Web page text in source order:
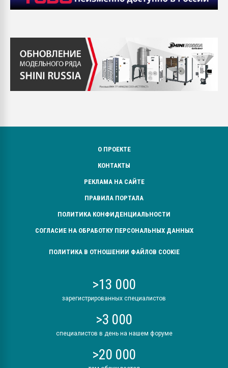
О ПРОЕКТЕ
КОНТАКТЫ
РЕКЛАМА НА САЙТЕ
ПРАВИЛА ПОРТАЛА
ПОЛИТИКА КОНФИДЕНЦИАЛЬНОСТИ
СОГЛАСИЕ НА ОБРАБОТКУ ПЕРСОНАЛЬНЫХ ДАННЫХ
ПОЛИТИКА В ОТНОШЕНИИ ФАЙЛОВ COOKIE
>13 000
зарегистрированных специалистов
>3 000
специалистов в день на нашем форуме
>20 000